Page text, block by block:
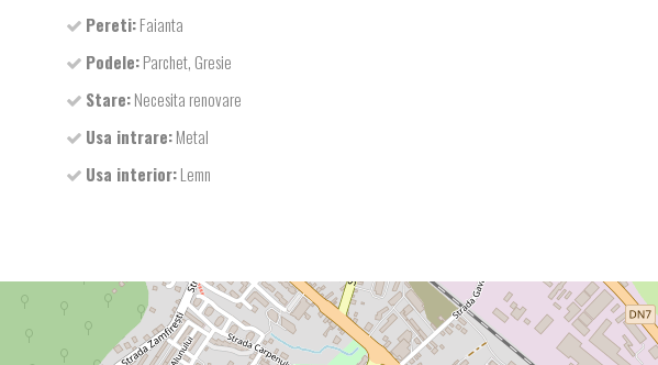
Pereti:Faianta
Podele:Parchet, Gresie
Stare:Necesita renovare
Usa intrare:Metal
Usa interior:Lemn